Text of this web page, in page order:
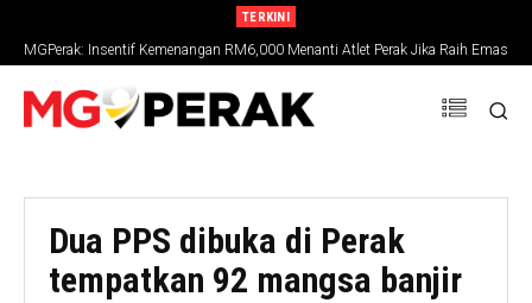
TERKINI
MGPerak: Insentif Kemenangan RM6,000 Menanti Atlet Perak Jika Raih Emas
SUKMA 2026
Dua PPS dibuka di Perak
tempatkan 92 mangsa banjir